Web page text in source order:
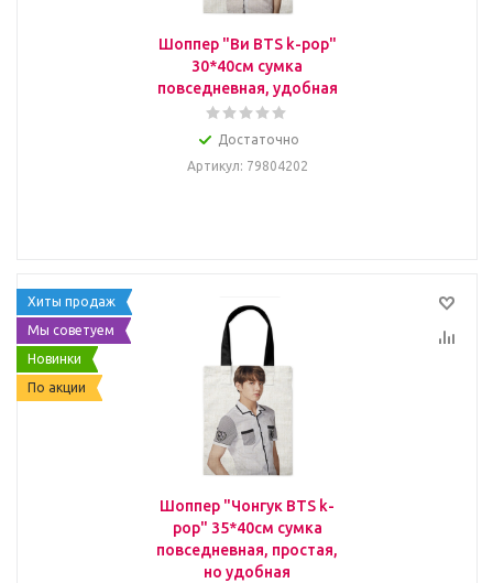
Шоппер "Ви BTS k-pop"
30*40см сумка
повседневная, удобная
Достаточно
Артикул: 79804202
Хиты продаж
Мы советуем
Новинки
По акции
Шоппер "Чонгук BTS k-
pop" 35*40см сумка
повседневная, простая,
но удобная